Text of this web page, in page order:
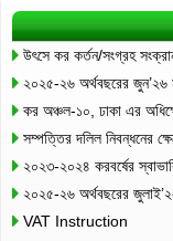
উৎসে কর কর্তন/সংগ্রহ
২০২৫-২৬ অর্থবছরের জুন’২৬
কর অঞ্চল-১০, ঢাকা এর
সম্পত্তির দলিল নিবন্ধনের
২০২৩-২০২৪ করবর্ষের
২০২৫-২৬ অর্থবছরের
VAT Instruction